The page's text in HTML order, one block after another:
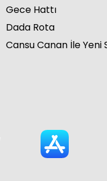
Gece Hattı
Dada Rota
Cansu Canan İle Yeni